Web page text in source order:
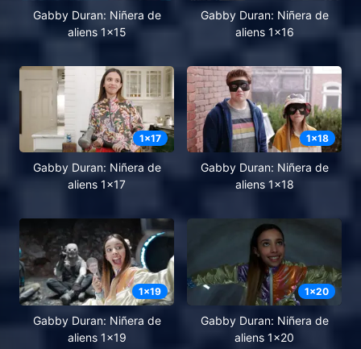
Gabby Duran: Niñera de
aliens 1x15
Gabby Duran: Niñera de
aliens 1x16
1x17
Gabby Duran: Niñera de
aliens 1x17
1x18
Gabby Duran: Niñera de
aliens 1x18
1x19
Gabby Duran: Niñera de
aliens 1x19
1x20
Gabby Duran: Niñera de
aliens 1x20